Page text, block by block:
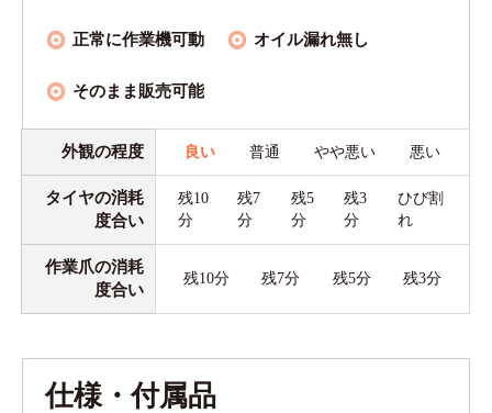
正常に作業機可動 オイル漏れ無し
そのまま販売可能
外観の程度 良い 普通 やや悪い 悪い
タイヤの消耗
度合い
残10
分
残7
分
残5
分
残3
分
ひび割
れ
作業爪の消耗
度合い
残10分 残7分 残5分 残3分
仕様・付属品